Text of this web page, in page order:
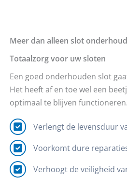
Meer dan alleen slot onderhoud
Totaalzorg voor uw sloten
Een goed onderhouden slot
Het heeft af en toe wel een
optimaal te blijven functioneren.
Verlengt de levensduur
Voorkomt dure
Verhoogt de veiligheid